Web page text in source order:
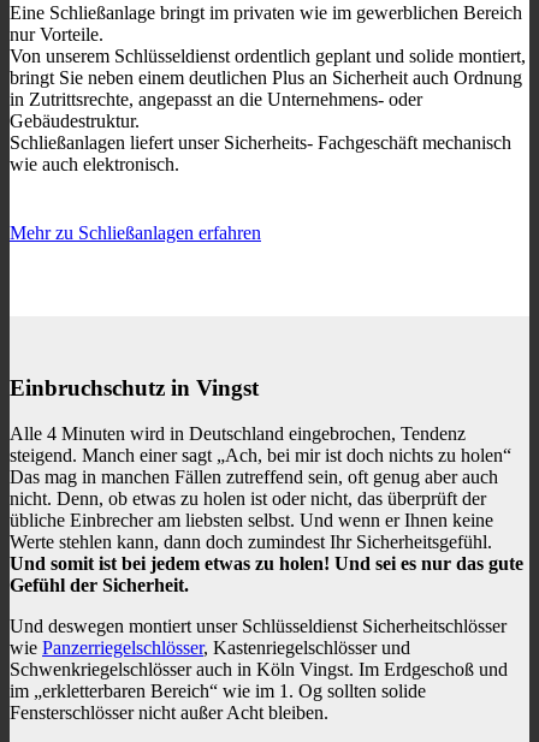
Eine Schließanlage bringt im privaten wie im gewerblichen Bereich
nur Vorteile.
Von unserem Schlüsseldienst ordentlich geplant und solide montiert,
bringt Sie neben einem deutlichen Plus an Sicherheit auch Ordnung
in Zutrittsrechte, angepasst an die Unternehmens- oder
Gebäudestruktur.
Schließanlagen liefert unser Sicherheits- Fachgeschäft mechanisch
wie auch elektronisch.
Mehr zu Schließanlagen erfahren
Einbruchschutz in Vingst
Alle 4 Minuten wird in Deutschland eingebrochen, Tendenz
steigend. Manch einer sagt „Ach, bei mir ist doch nichts zu holen“
Das mag in manchen Fällen zutreffend sein, oft genug aber auch
nicht. Denn, ob etwas zu holen ist oder nicht, das überprüft der
übliche Einbrecher am liebsten selbst. Und wenn er Ihnen keine
Werte stehlen kann, dann doch zumindest Ihr Sicherheitsgefühl.
Und somit ist bei jedem etwas zu holen! Und sei es nur das gute
Gefühl der Sicherheit.
Und deswegen montiert unser Schlüsseldienst Sicherheitschlösser
wie Panzerriegelschlösser, Kastenriegelschlösser und
Schwenkriegelschlösser auch in Köln Vingst. Im Erdgeschoß und
im „erkletterbaren Bereich“ wie im 1. Og sollten solide
Fensterschlösser nicht außer Acht bleiben.